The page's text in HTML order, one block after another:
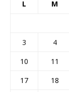
L M
3
4
10
11
17
18